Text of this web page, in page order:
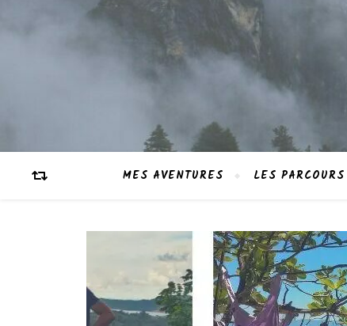
MES AVENTURES LES PARCOURS